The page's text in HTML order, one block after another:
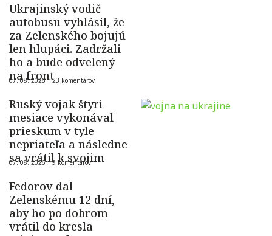
Ukrajinský vodič
autobusu vyhlásil, že
za Zelenského bojujú
len hlupáci. Zadržali
ho a bude odvelený
na front
07. 08. 2026 |23 komentárov
Ruský vojak štyri
mesiace vykonával
prieskum v tyle
nepriateľa a následne
sa vrátil k svojim
07. 08. 2026 |9 komentárov
Fedorov dal
Zelenskému 12 dní,
aby ho po dobrom
vrátil do kresla